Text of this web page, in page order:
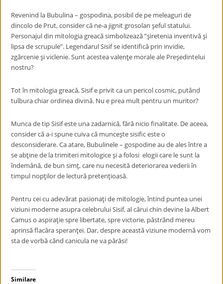
Revenind la Bubulina – gospodina, posibil de pe meleaguri de
dincolo de Prut, consider că ne-a jignit grosolan şeful statului.
Personajul din mitologia greacă simbolizează ”şiretenia inventivă şi
lipsa de scrupule”. Legendarul Sisif se identifică prin invidie,
zgârcenie şi viclenie. Sunt acestea valenţe morale ale Preşedintelui
nostru?
Tot în mitologia greacă, Sisif e privit ca un pericol cosmic, putând
tulbura chiar ordinea divină. Nu e prea mult pentru un muritor?
Munca de tip Sisif este una zadarnică, fără nicio finalitate. De aceea,
consider că a-i spune cuiva că munceşte sisific este o
desconsiderare. Ca atare, Bubulinele – gospodine au de ales între a
se abţine de la trimiteri mitologice şi a folosi elogii care le sunt la
îndemână, de bun simţ, care nu necesită deteriorarea vederii în
timpul nopţilor de lectură pretenţioasă.
Pentru cei cu adevărat pasionaţi de mitologie, întind puntea unei
viziuni moderne asupra celebrului Sisif, al cărui chin devine la Albert
Camus o aspiraţie spre libertate, spre victorie, păstrând mereu
aprinsă flacăra speranţei. Dar, despre această viziune modernă vom
sta de vorbă când canicula ne va părăsi!
Similare